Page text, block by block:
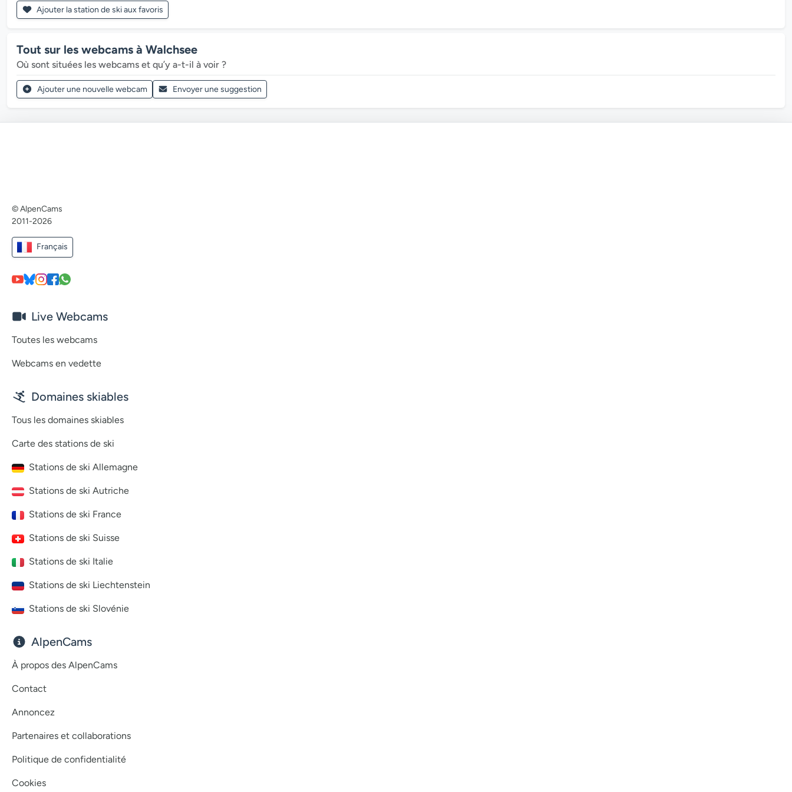
Ajouter la station de ski aux favoris
Tout sur les webcams à Walchsee
Où sont situées les webcams et qu’y a-t-il à voir ?
Ajouter une nouvelle webcam Envoyer une suggestion
© AlpenCams
2011-2026
Français
Live Webcams
Toutes les webcams
Webcams en vedette
Domaines skiables
Tous les domaines skiables
Carte des stations de ski
Stations de ski Allemagne
Stations de ski Autriche
Stations de ski France
Stations de ski Suisse
Stations de ski Italie
Stations de ski Liechtenstein
Stations de ski Slovénie
AlpenCams
À propos des AlpenCams
Contact
Annoncez
Partenaires et collaborations
Politique de confidentialité
Cookies